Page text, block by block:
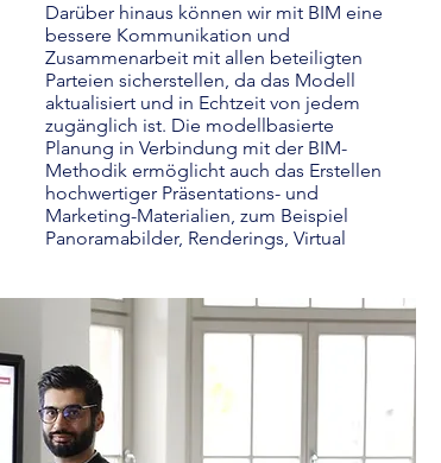
Darüber hinaus können wir mit BIM eine
bessere Kommunikation und
Zusammenarbeit mit allen beteiligten
Parteien sicherstellen, da das Modell
aktualisiert und in Echtzeit von jedem
zugänglich ist. Die modellbasierte
Planung in Verbindung mit der BIM-
Methodik ermöglicht auch das Erstellen
hochwertiger Präsentations- und
Marketing-Materialien, zum Beispiel
Panoramabilder, Renderings, Virtual